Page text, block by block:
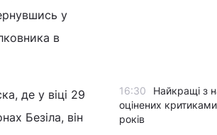
у
в
де у віці 29
Безіла, він
16:30
Найкращі з
оцінених критиками
років